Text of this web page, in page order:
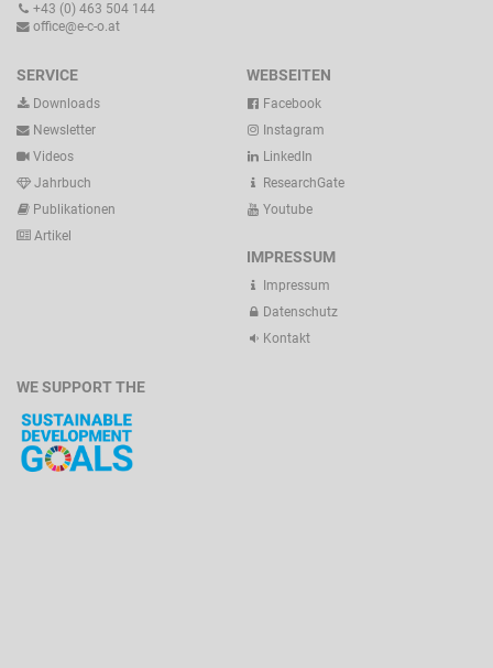
+43 (0) 463 504 144
office@e-c-o.at
SERVICE
Downloads
Newsletter
Videos
Jahrbuch
Publikationen
Artikel
WEBSEITEN
Facebook
Instagram
LinkedIn
ResearchGate
Youtube
IMPRESSUM
Impressum
Datenschutz
Kontakt
WE SUPPORT THE